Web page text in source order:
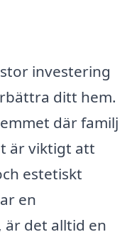
investering
ditt hem.
där familj
är viktigt att
estetiskt
en
är det alltid en